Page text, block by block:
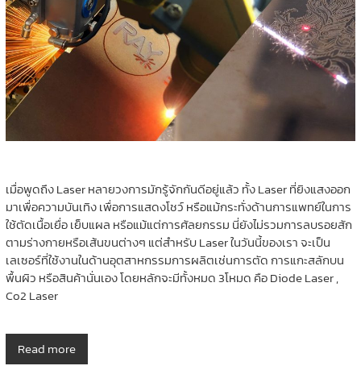
เมื่อพูดถึง Laser หลายวงการมักรู้จักกันดีอยู่แล้ว ทั้ง Laser ที่ยิงแสงออก
มาเพื่อความบันเทิง เพื่อการแสดงโชว์ หรือแม้กระทั่งด้านการแพทย์ในการ
ใช้ตัดเนื้อเยื่อ เย็บแผล หรือแม้แต่การศัลยกรรม นี่ยังไม่รวมการลบรอยสัก
ตามร่างกายหรือเส้นขนต่างๆ แต่สำหรับ Laser ในวันนี้ของเรา จะเป็น
เลเซอร์ที่ใช้งานในด้านอุตสาหกรรมการผลิตเช่นการตัด การแกะสลักบน
พื้นผิว หรือสินค้านั่นเอง โดยหลักจะมีทั้งหมด 3โหมด คือ Diode Laser ,
Co2 Laser
Read more